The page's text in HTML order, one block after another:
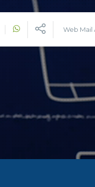
Web Mail
ortağı :
ile devlerle yarışmak ve
İlk Günden Bu
Tek
Çoklu
Alanında Hizmet
Uzman